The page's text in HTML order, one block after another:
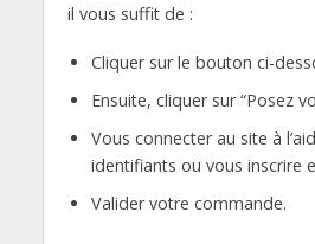
il vous suffit de :
Cliquer sur le bouton ci-
Ensuite, cliquer sur “Posez
Vous connecter au site à
identifiants ou vous inscrire
Valider votre commande.